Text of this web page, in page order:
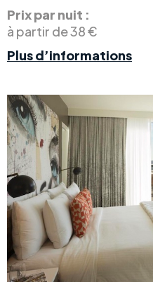
Prix par nuit :
à partir de 38 €
Plus d’informations